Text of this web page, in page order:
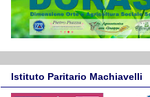
Istituto Paritario Machiavelli